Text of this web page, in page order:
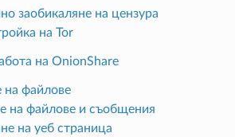
заобикаляне на цензура
на Tor
на OnionShare
на файлове
на файлове и съобщения
на уеб страница